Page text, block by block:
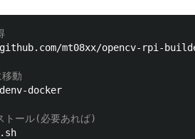
mt08xx/opencv-rpi-
動
docker
ール(必要あれば)